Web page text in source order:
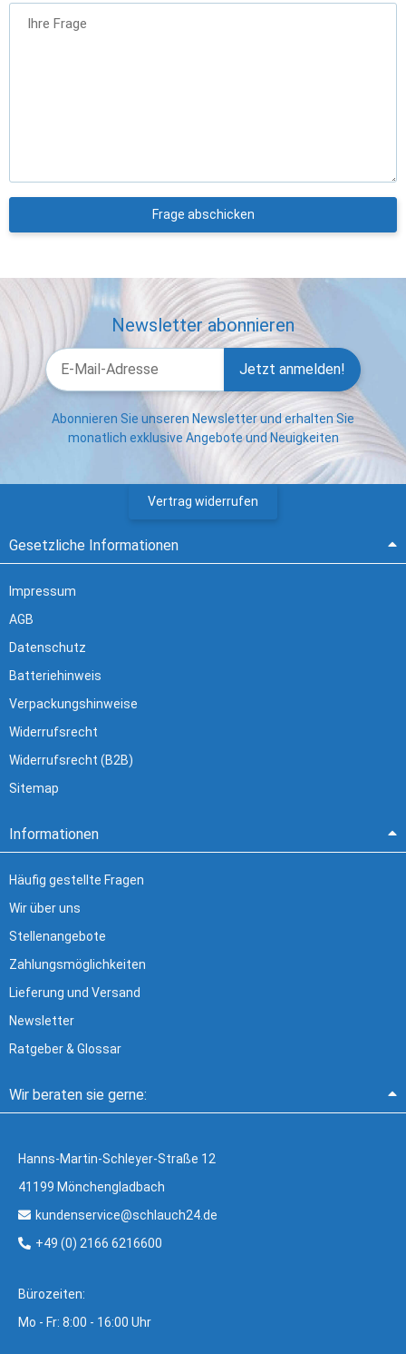
Ihre Frage
Frage abschicken
Newsletter abonnieren
Jetzt anmelden!
Abonnieren Sie unseren Newsletter und erhalten Sie
monatlich exklusive Angebote und Neuigkeiten
Vertrag widerrufen
Gesetzliche Informationen
Impressum
AGB
Datenschutz
Batteriehinweis
Verpackungshinweise
Widerrufsrecht
Widerrufsrecht (B2B)
Sitemap
Informationen
Häufig gestellte Fragen
Wir über uns
Stellenangebote
Zahlungsmöglichkeiten
Lieferung und Versand
Newsletter
Ratgeber & Glossar
Wir beraten sie gerne:
Hanns-Martin-Schleyer-Straße 12
41199 Mönchengladbach
kundenservice@schlauch24.de
+49 (0) 2166 6216600
Bürozeiten:
Mo - Fr: 8:00 - 16:00 Uhr